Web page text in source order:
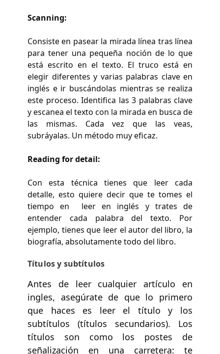
Scanning:
Consiste en pasear la mirada línea tras línea
para tener una pequeña noción de lo que
está escrito en el texto. El truco está en
elegir diferentes y varias palabras clave en
inglés e ir buscándolas mientras se realiza
este proceso. Identifica las 3 palabras clave
y escanea el texto con la mirada en busca de
las mismas. Cada vez que las veas,
subráyalas. Un método muy eficaz.
Reading for detail:
Con esta técnica tienes que leer cada
detalle, esto quiere decir que te tomes el
tiempo en leer en inglés y trates de
entender cada palabra del texto. Por
ejemplo, tienes que leer el autor del libro, la
biografía, absolutamente todo del libro.
Títulos y subtítulos
Antes de leer cualquier artículo en
ingles, asegúrate de que lo primero
que haces es leer el título y los
subtítulos (títulos secundarios). Los
títulos son como los postes de
señalización en una carretera: te